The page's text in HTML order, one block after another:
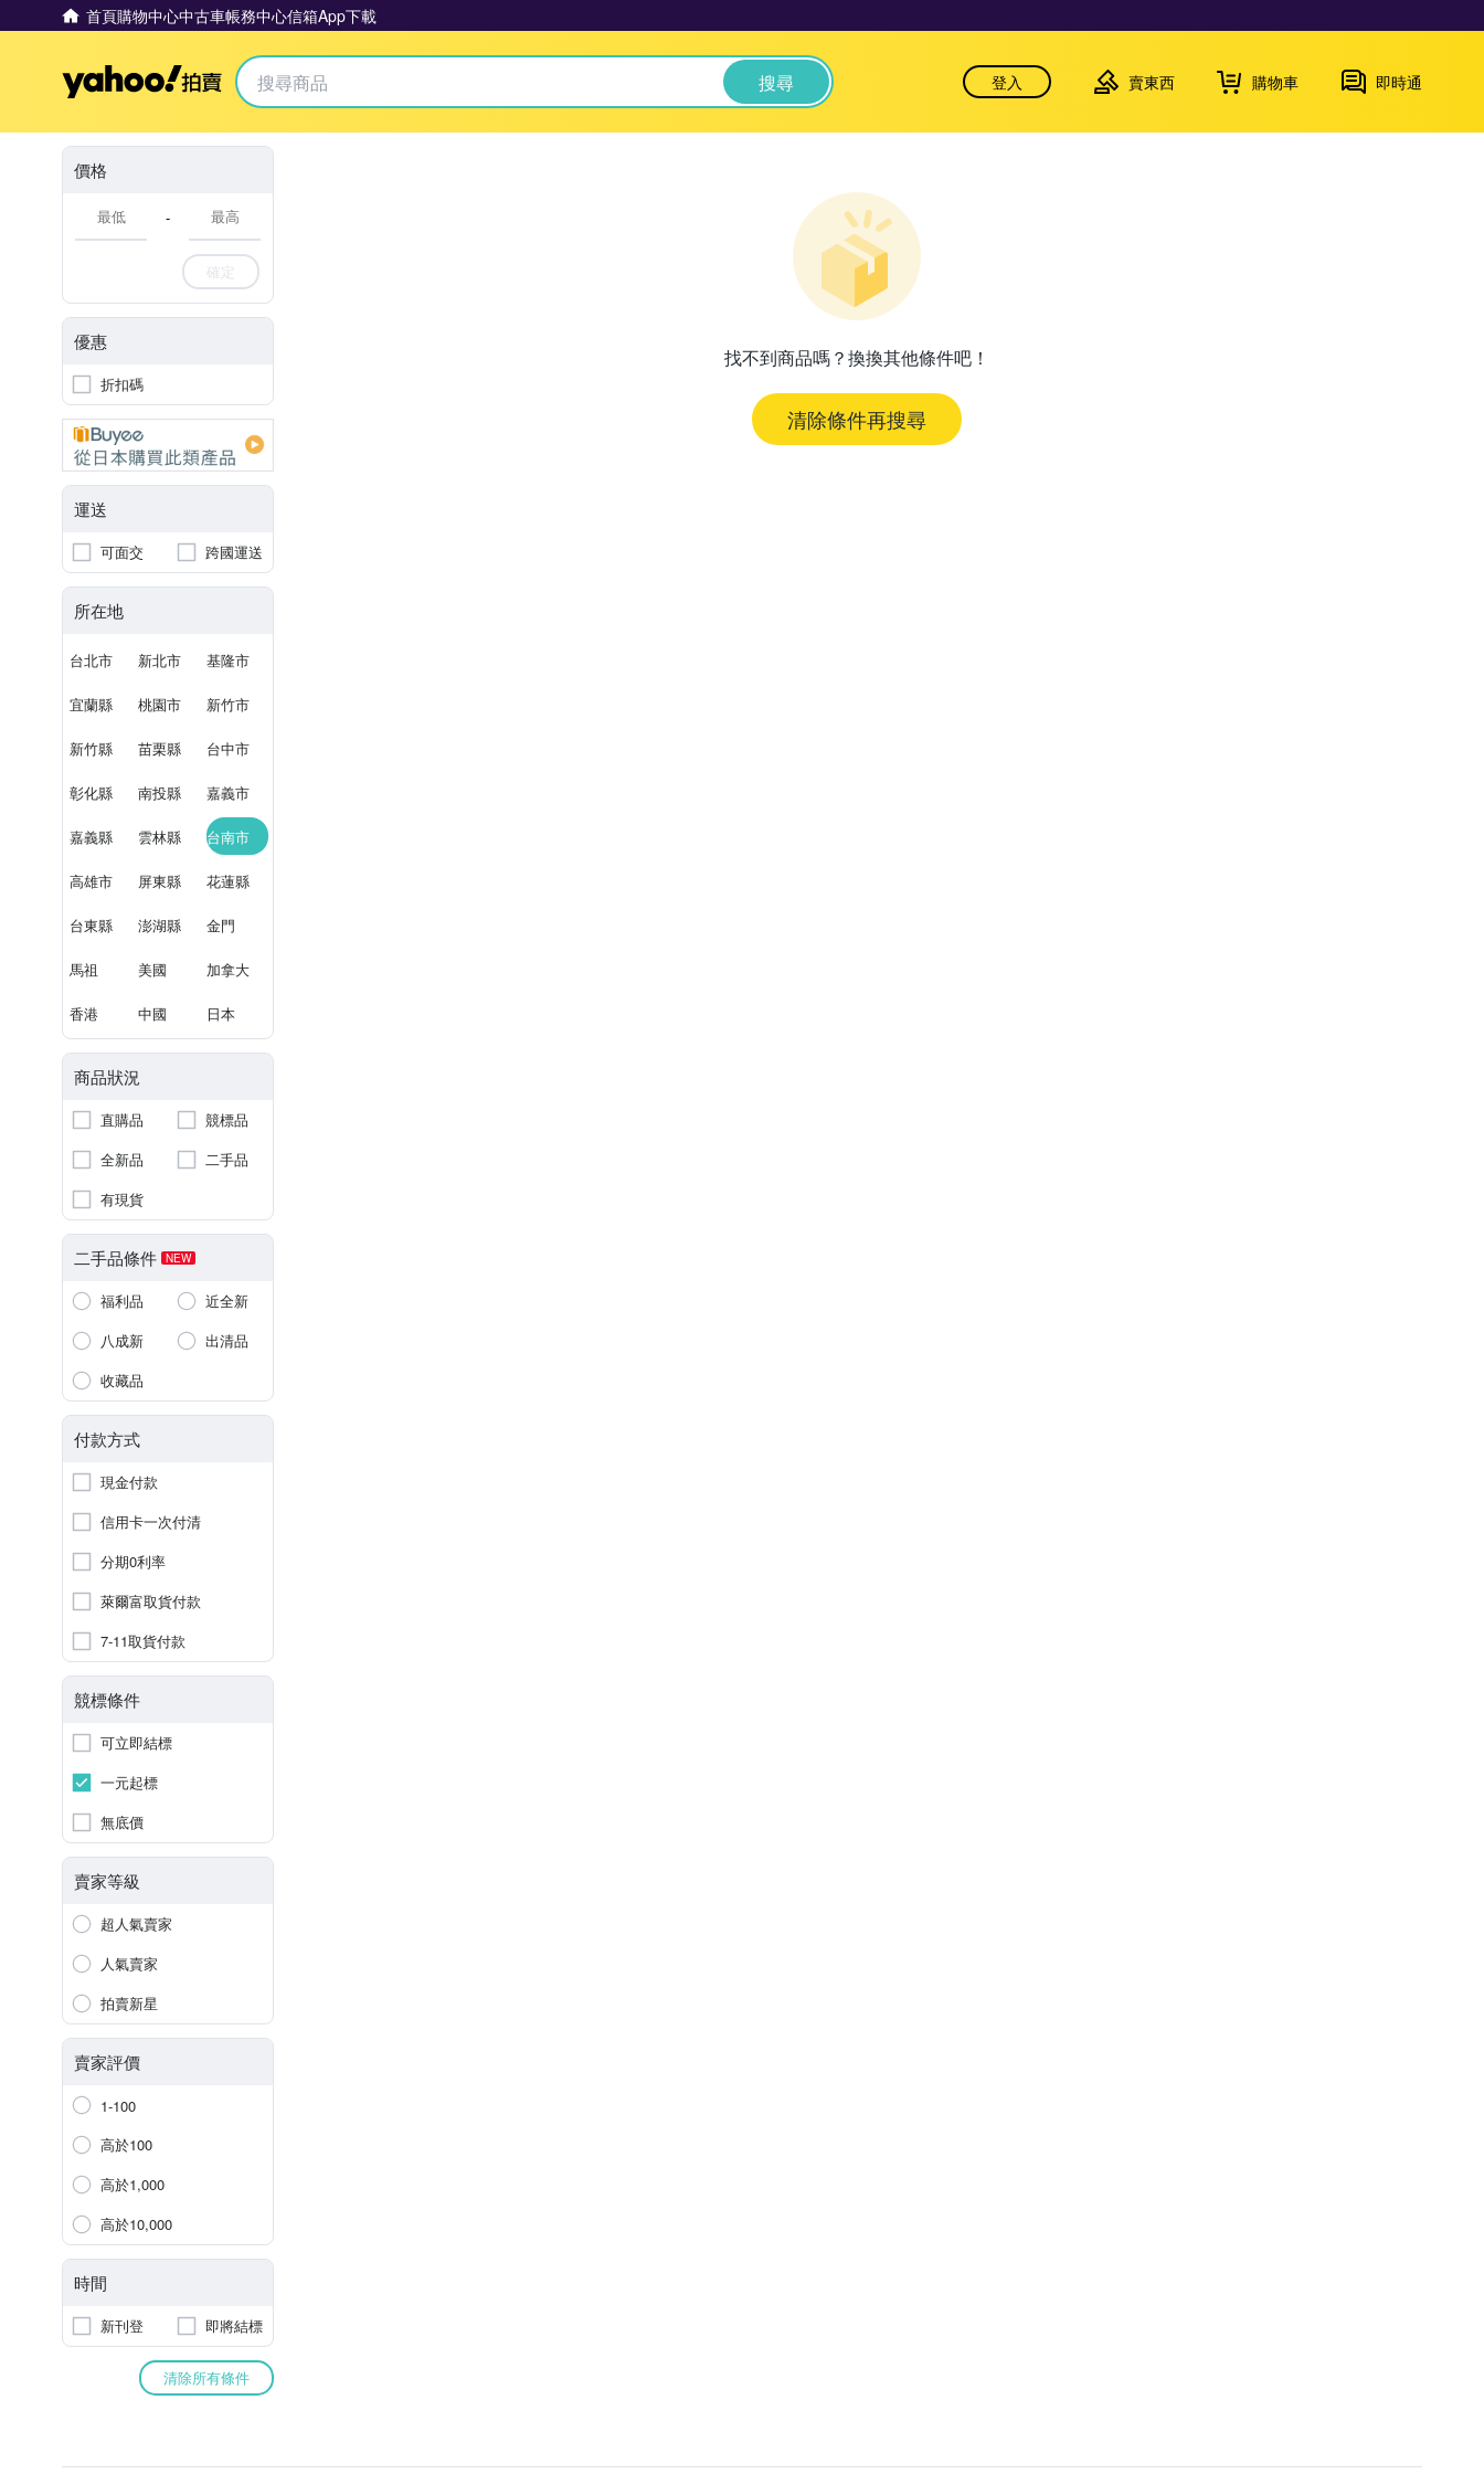
首頁購物中心中古車帳務中心信箱App下載
Yahoo拍賣 搜尋 登入 賣東西 購物車 即時通
價格
-
確定
優惠
折扣碼
運送
可面交 跨國運送
所在地
台北市 新北市 基隆市
宜蘭縣 桃園市 新竹市
新竹縣 苗栗縣 台中市
彰化縣 南投縣 嘉義市
嘉義縣 雲林縣 台南市
高雄市 屏東縣 花蓮縣
台東縣 澎湖縣 金門
馬祖 美國 加拿大
香港 中國 日本
商品狀況
直購品
競標品
全新品
二手品
有現貨
二手品條件 NEW
福利品
近全新
八成新
出清品
收藏品
付款方式
現金付款
信用卡一次付清
分期0利率
萊爾富取貨付款
7-11取貨付款
競標條件
可立即結標
一元起標
無底價
賣家等級
超人氣賣家
人氣賣家
拍賣新星
賣家評價
1-100
高於100
高於1,000
高於10,000
時間
新刊登 即將結標
清除所有條件
找不到商品嗎？換換其他條件吧！
清除條件再搜尋